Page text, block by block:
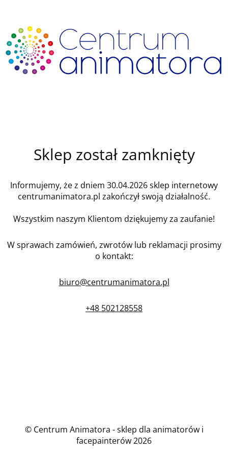
Sklep został zamknięty
Informujemy, że z dniem 30.04.2026 sklep internetowy
centrumanimatora.pl zakończył swoją działalność.
Wszystkim naszym Klientom dziękujemy za zaufanie!
W sprawach zamówień, zwrotów lub reklamacji prosimy
o kontakt:
biuro@centrumanimatora.pl
+48 502128558
© Centrum Animatora - sklep dla animatorów i
facepainterów 2026